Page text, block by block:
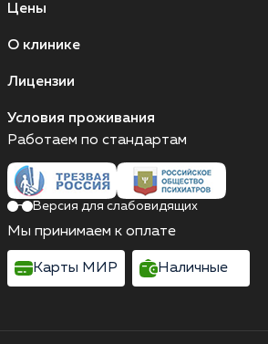
Цены
О клинике
Лицензии
Условия проживания
Работаем по стандартам
Версия для слабовидящих
Мы принимаем к оплате
Карты МИР Наличные